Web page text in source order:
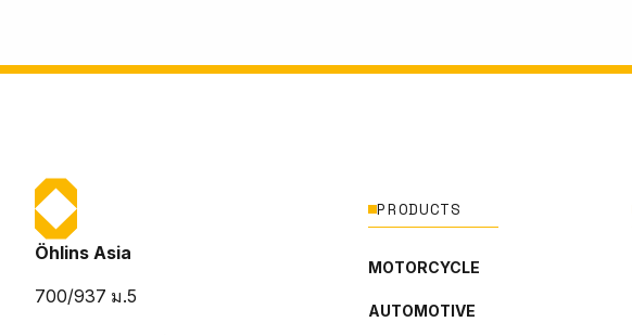
Öhlins Asia
700/937 ม.5
PRODUCTS
MOTORCYCLE
AUTOMOTIVE